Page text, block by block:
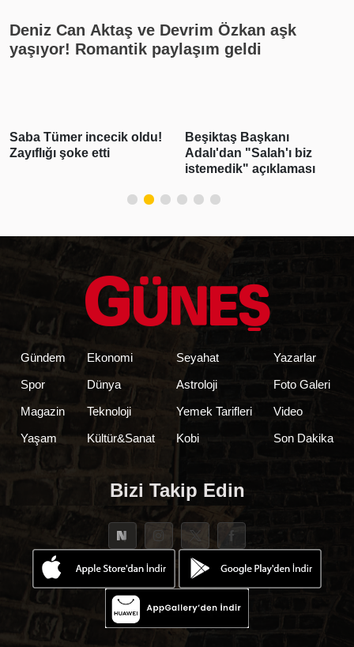
Deniz Can Aktaş ve Devrim Özkan aşk
yaşıyor! Romantik paylaşım geldi
Saba Tümer incecik oldu!
Zayıflığı şoke etti
Beşiktaş Başkanı
Adalı'dan "Salah'ı biz
istemedik" açıklaması
Gündem
Spor
Magazin
Yaşam
Ekonomi
Dünya
Teknoloji
Kültür&Sanat
Seyahat
Astroloji
Yemek Tarifleri
Kobi
Yazarlar
Foto Galeri
Video
Son Dakika
Bizi Takip Edin